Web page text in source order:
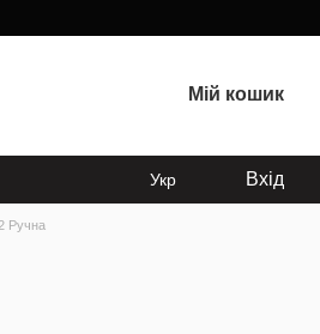
Мій кошик
Укр Вхід
Ручна